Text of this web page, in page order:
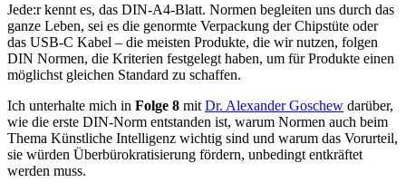
Jede:r kennt es, das DIN-A4-Blatt. Normen begleiten uns durch das
ganze Leben, sei es die genormte Verpackung der Chipstüte oder
das USB-C Kabel – die meisten Produkte, die wir nutzen, folgen
DIN Normen, die Kriterien festgelegt haben, um für Produkte einen
möglichst gleichen Standard zu schaffen.
Ich unterhalte mich in Folge 8 mit Dr. Alexander Goschew darüber,
wie die erste DIN-Norm entstanden ist, warum Normen auch beim
Thema Künstliche Intelligenz wichtig sind und warum das Vorurteil,
sie würden Überbürokratisierung fördern, unbedingt entkräftet
werden muss.